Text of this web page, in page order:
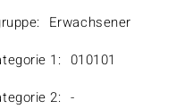
Erwachsener
1: 010101
2: -